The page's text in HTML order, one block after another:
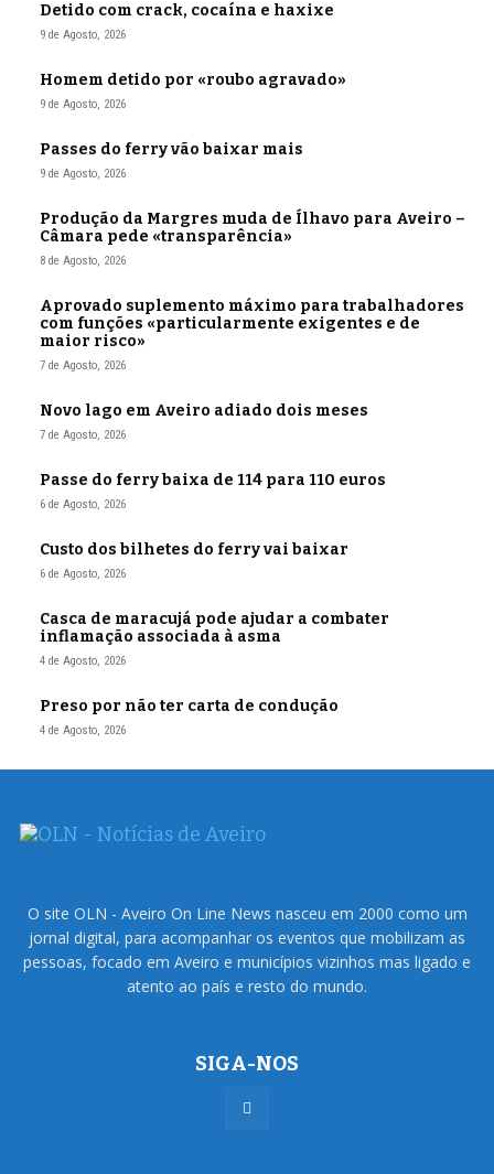
Detido com crack, cocaína e haxixe
9 de Agosto, 2026
Homem detido por «roubo agravado»
9 de Agosto, 2026
Passes do ferry vão baixar mais
9 de Agosto, 2026
Produção da Margres muda de Ílhavo para Aveiro –
Câmara pede «transparência»
8 de Agosto, 2026
Aprovado suplemento máximo para trabalhadores
com funções «particularmente exigentes e de
maior risco»
7 de Agosto, 2026
Novo lago em Aveiro adiado dois meses
7 de Agosto, 2026
Passe do ferry baixa de 114 para 110 euros
6 de Agosto, 2026
Custo dos bilhetes do ferry vai baixar
6 de Agosto, 2026
Casca de maracujá pode ajudar a combater
inflamação associada à asma
4 de Agosto, 2026
Preso por não ter carta de condução
4 de Agosto, 2026
O site OLN - Aveiro On Line News nasceu em 2000 como um
jornal digital, para acompanhar os eventos que mobilizam as
pessoas, focado em Aveiro e municípios vizinhos mas ligado e
atento ao país e resto do mundo.
SIGA-NOS